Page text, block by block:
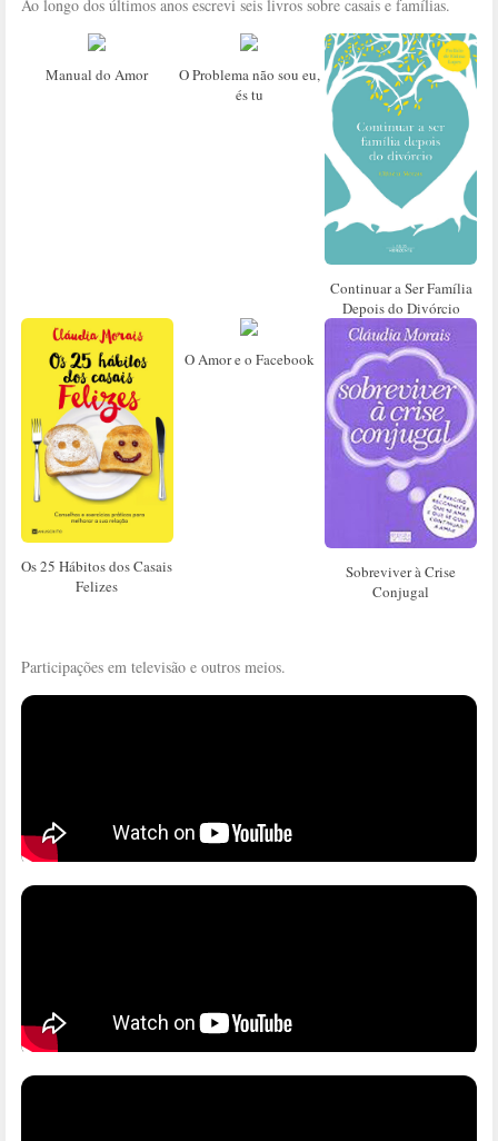
Ao longo dos últimos anos escrevi seis livros sobre casais e famílias.
Manual do Amor
O Problema não sou eu,
és tu
Continuar a Ser Família
Depois do Divórcio
Os 25 Hábitos dos Casais
Felizes
O Amor e o Facebook
Sobreviver à Crise
Conjugal
Participações em televisão e outros meios.